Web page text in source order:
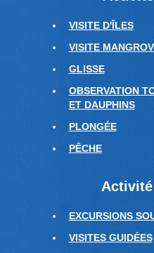
VISITE D'ÎLES
VISITE
GLISSE
OBSERVATION
ET DAUPHINS
PLONGÉE
PÊCHE
EXCURSIONS
VISITES GUIDÉES